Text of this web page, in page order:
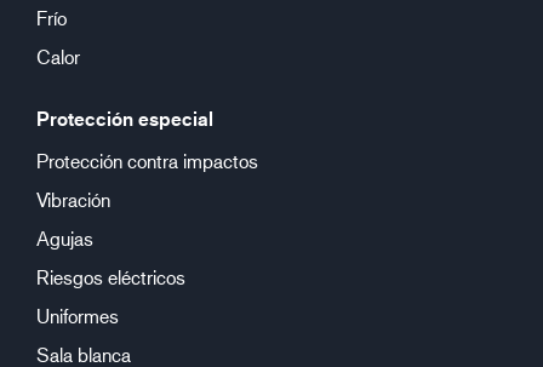
Frío
Calor
Protección especial
Protección contra impactos
Vibración
Agujas
Riesgos eléctricos
Uniformes
Sala blanca